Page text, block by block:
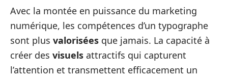
Avec la montée en puissance du marketing
numérique, les compétences d’un typographe
sont plus valorisées que jamais. La capacité à
créer des visuels attractifs qui capturent
l’attention et transmettent efficacement un